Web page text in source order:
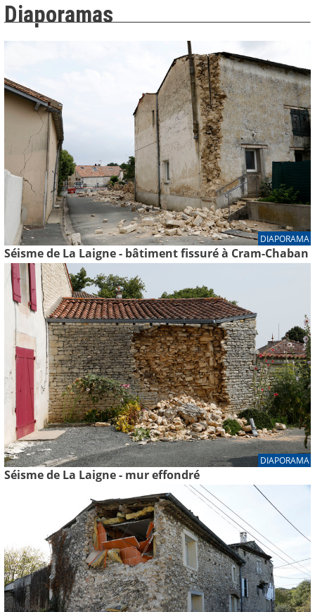
Diaporamas
DIAPORAMA
Séisme de La Laigne - bâtiment fissuré à Cram-Chaban
DIAPORAMA
Séisme de La Laigne - mur effondré